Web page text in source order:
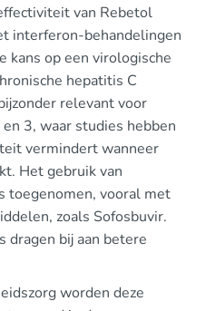
van Rebetol
interferon-behandelingen
kans op een virologische
hepatitis C
relevant voor
3, waar studies hebben
vermindert wanneer
Het gebruik van
toegenomen, vooral met
zoals Sofosbuvir.
dragen bij aan betere
worden deze